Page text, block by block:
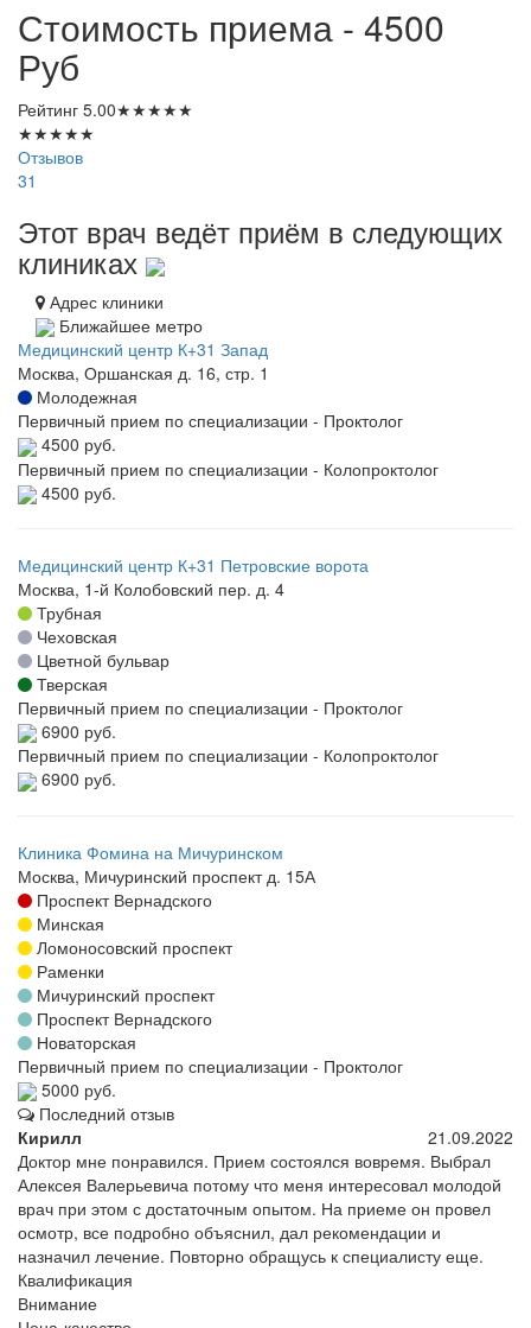
Стоимость приема - 4500
Руб
Рейтинг 5.00★★★★★
★★★★★
Отзывов
31
Этот врач ведёт приём в следующих
клиниках
Адрес клиники
Ближайшее метро
Медицинский центр К+31 Запад
Москва, Оршанская д. 16, стр. 1
Молодежная
Первичный прием по специализации - Проктолог
4500 руб.
Первичный прием по специализации - Колопроктолог
4500 руб.
Медицинский центр К+31 Петровские ворота
Москва, 1-й Колобовский пер. д. 4
Трубная
Чеховская
Цветной бульвар
Тверская
Первичный прием по специализации - Проктолог
6900 руб.
Первичный прием по специализации - Колопроктолог
6900 руб.
Клиника Фомина на Мичуринском
Москва, Мичуринский проспект д. 15А
Проспект Вернадского
Минская
Ломоносовский проспект
Раменки
Мичуринский проспект
Проспект Вернадского
Новаторская
Первичный прием по специализации - Проктолог
5000 руб.
Последний отзыв
Кирилл
21.09.2022
Доктор мне понравился. Прием состоялся вовремя. Выбрал
Алексея Валерьевича потому что меня интересовал молодой
врач при этом с достаточным опытом. На приеме он провел
осмотр, все подробно объяснил, дал рекомендации и
назначил лечение. Повторно обращусь к специалисту еще.
Квалификация
Внимание